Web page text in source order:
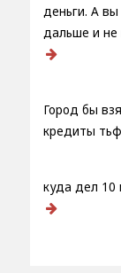
деньги. А
дальше и не
Город бы
кредиты
куда дел 10